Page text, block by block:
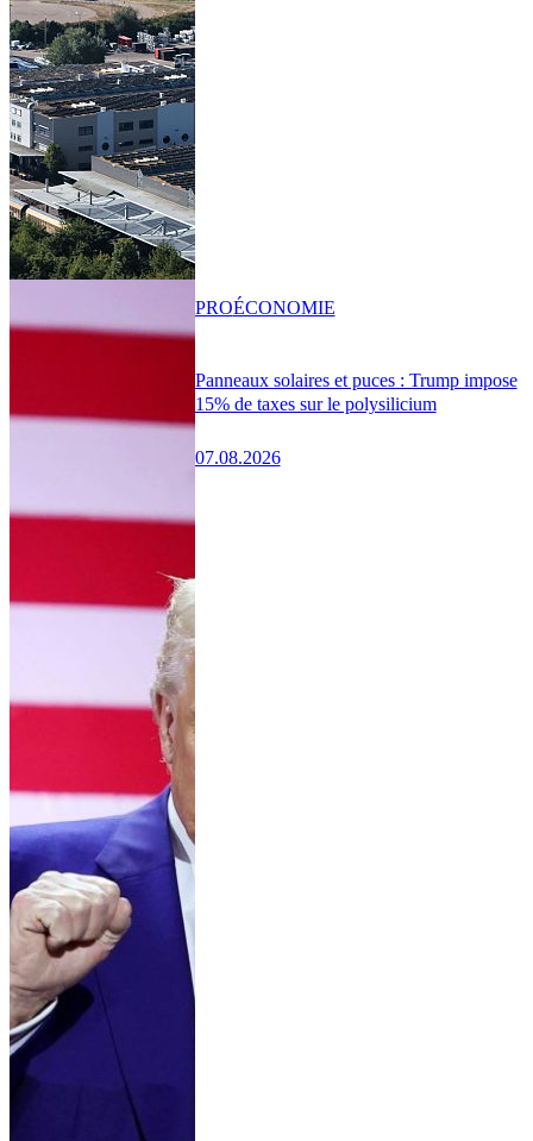
Panneaux solaires et puces : Trump impose
15% de taxes sur le polysilicium
07.08.2026
PROÉCONOMIE